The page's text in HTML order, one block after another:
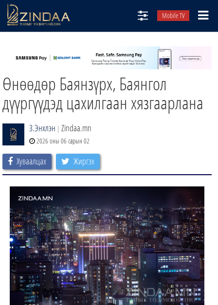
Mobile TV
ТВ8
ӨГЛӨӨНИЙ СОНИН
АУДИО ЗОХИОЛ
ЗИНДАА СЭТГҮҮЛ
Өнөөдөр Баянзүрх, Баянгол
дүүргүүдэд цахилгаан хязгаарлана
З.Энхлэн | Zindaa.mn
2026 оны 06 сарын 02
Хуваалцах Жиргэх